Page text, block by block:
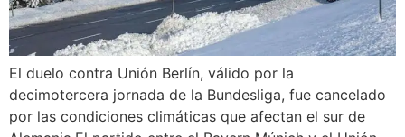
El duelo contra Unión Berlín, válido por la
decimotercera jornada de la Bundesliga, fue cancelado
por las condiciones climáticas que afectan el sur de